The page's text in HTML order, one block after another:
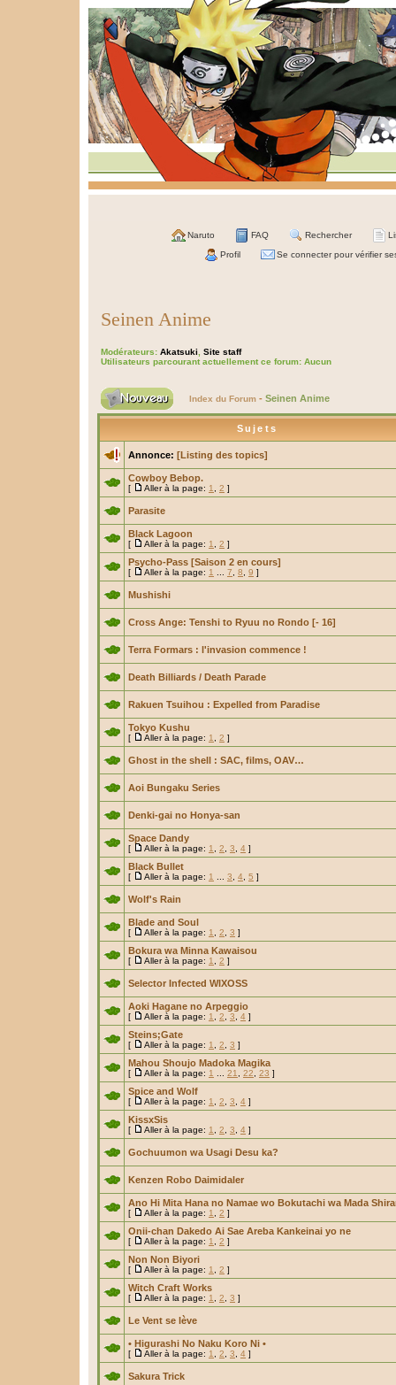
Naruto FAQ Rechercher
Profil Se connecter pour vérifier
Seinen Anime
Modérateurs: Akatsuki
Site staff
Utilisateurs parcourant actuellement ce forum: Aucun
Index du Forum - Seinen Anime
Sujets
Annonce: [Listing des topics]
Cowboy Bebop.
[ Aller à la page: 1 2 ]
Parasite
Black Lagoon
[ Aller à la page: 1 2 ]
Psycho-Pass [Saison 2 en cours]
[ Aller à la page: 1 7 8 9 ]
Mushishi
Cross Ange: Tenshi to Ryuu no Rondo [- 16]
Terra Formars : l'invasion commence !
Death Billiards / Death Parade
Rakuen Tsuihou : Expelled from Paradise
Tokyo Kushu
[ Aller à la page: 1 2 ]
Ghost in the shell : SAC, films, OAV…
Aoi Bungaku Series
Denki-gai no Honya-san
Space Dandy
[ Aller à la page: 1 2 3 4 ]
Black Bullet
[ Aller à la page: 1 3 4 5 ]
Wolf's Rain
Blade and Soul
[ Aller à la page: 1 2 3 ]
Bokura wa Minna Kawaisou
[ Aller à la page: 1 2 ]
Selector Infected WIXOSS
Aoki Hagane no Arpeggio
[ Aller à la page: 1 2 3 4 ]
Steins;Gate
[ Aller à la page: 1 2 3 ]
Mahou Shoujo Madoka Magika
[ Aller à la page: 1 21 22 23 ]
Spice and Wolf
[ Aller à la page: 1 2 3 4 ]
KissxSis
[ Aller à la page: 1 2 3 4 ]
Gochuumon wa Usagi Desu ka?
Kenzen Robo Daimidaler
Ano Hi Mita Hana no Namae wo Bokutachi wa Mada
[ Aller à la page: 1 2 ]
Onii-chan Dakedo Ai Sae Areba Kankeinai yo ne
[ Aller à la page: 1 2 ]
Non Non Biyori
[ Aller à la page: 1 2 ]
Witch Craft Works
[ Aller à la page: 1 2 3 ]
Le Vent se lève
• Higurashi No Naku Koro Ni •
[ Aller à la page: 1 2 3 4 ]
Sakura Trick